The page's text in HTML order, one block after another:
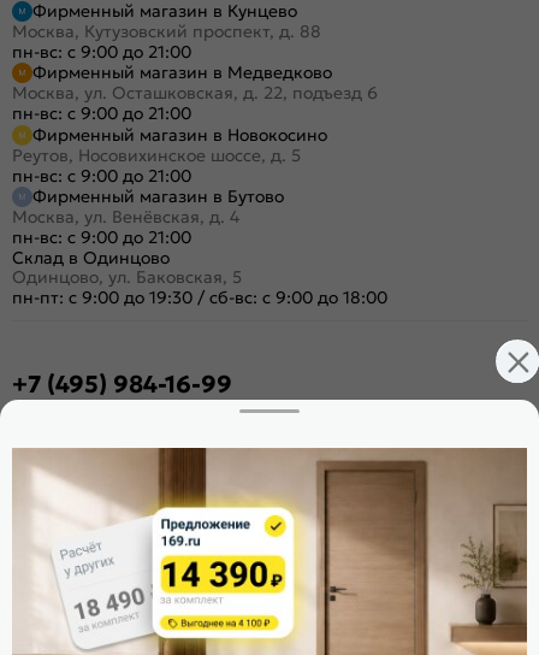
Фирменный магазин в Кунцево
Москва, Кутузовский проспект, д. 88
пн-вс: с 9:00 до 21:00
Фирменный магазин в Медведково
Москва, ул. Осташковская, д. 22, подъезд 6
пн-вс: с 9:00 до 21:00
Фирменный магазин в Новокосино
Реутов, Носовихинское шоссе, д. 5
пн-вс: с 9:00 до 21:00
Фирменный магазин в Бутово
Москва, ул. Венёвская, д. 4
пн-вс: с 9:00 до 21:00
Склад в Одинцово
Одинцово, ул. Баковская, 5
пн-пт: с 9:00 до 19:30 / сб-вс: с 9:00 до 18:00
+7 (495) 984-16-99
Поделиться
Оцените магазин